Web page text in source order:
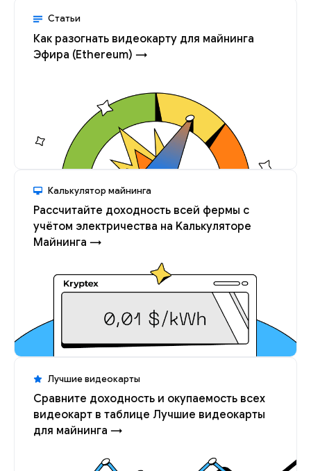
Статьи
Как разогнать видеокарту для майнинга
Эфира (Ethereum) →
Калькулятор майнинга
Рассчитайте доходность всей фермы с
учётом электричества на Kалькуляторе
Майнинга →
Лучшие видеокарты
Сравните доходность и окупаемость всех
видеокарт в таблице Лучшие видеокарты
для майнинга →